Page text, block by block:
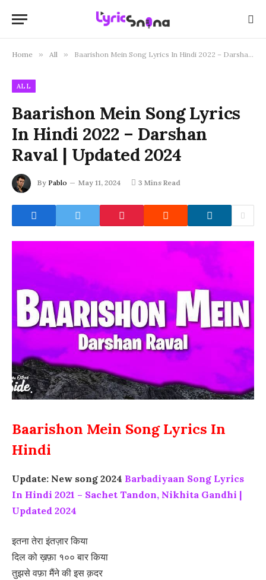
Home » All » Baarishon Mein Song Lyrics In Hindi 2022 – Darshan Raval | Updated 2024
ALL
Baarishon Mein Song Lyrics
In Hindi 2022 – Darshan
Raval | Updated 2024
By Pablo May 11, 2024 3 Mins Read
Baarishon Mein Song Lyrics In
Hindi
Update: New song 2024 Barbadiyaan Song Lyrics
In Hindi 2021 – Sachet Tandon, Nikhita Gandhi |
Updated 2024
इतना तेरा इंतज़ार किया
दिल को ख़फ़ा १०० बार किया
तुझसे वफ़ा मैंने की इस क़दर